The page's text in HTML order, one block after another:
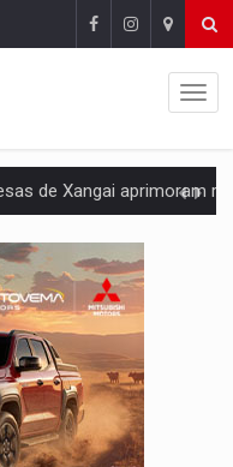
descobre como explodir asteroide com bomba
após bater na traseira de
Essa receita com frango virou o meu
7 negócios que podem começar com pouco dinheiro e
Brasil reúne dimensão continental e posição
importantes para quem quer